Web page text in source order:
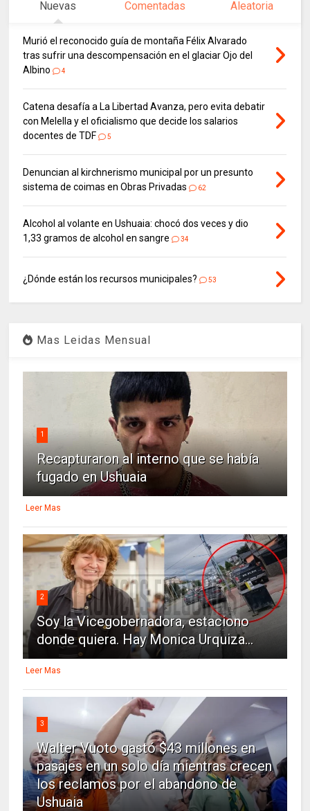
Nuevas Comentadas Aleatoria
Murió el reconocido guía de montaña Félix Alvarado
tras sufrir una descompensación en el glaciar Ojo del
Albino
4
Catena desafía a La Libertad Avanza, pero evita debatir
con Melella y el oficialismo que decide los salarios
docentes de TDF
5
Denuncian al kirchnerismo municipal por un presunto
sistema de coimas en Obras Privadas
62
Alcohol al volante en Ushuaia: chocó dos veces y dio
1,33 gramos de alcohol en sangre
34
¿Dónde están los recursos municipales? 53
Mas Leidas Mensual
1
Recapturaron al interno que se había
fugado en Ushuaia
Leer Mas
2
Soy la Vicegobernadora, estaciono
donde quiera. Hay Monica Urquiza...
Leer Mas
3
Walter Vuoto gastó $43 millones en
pasajes en un solo día mientras crecen
los reclamos por el abandono de
Ushuaia